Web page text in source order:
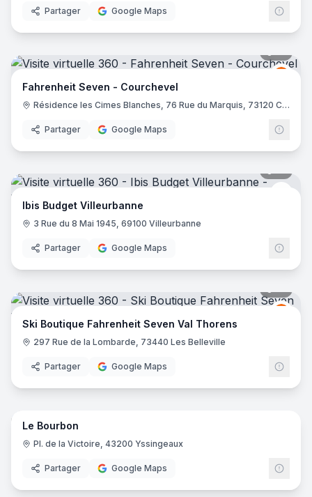
Partager Google Maps
Fahrenheit Seven - Courchevel
Résidence les Cimes Blanches, 76 Rue du Marquis, 73120 Courchevel
Partager Google Maps
Ibis
Ibis Budget Villeurbanne
3 Rue du 8 Mai 1945, 69100 Villeurbanne
Partager Google Maps
Ski Boutique Fahrenheit Seven Val Thorens
297 Rue de la Lombarde, 73440 Les Belleville
Partager Google Maps
16
Le Bourbon
Pl. de la Victoire, 43200 Yssingeaux
Partager Google Maps